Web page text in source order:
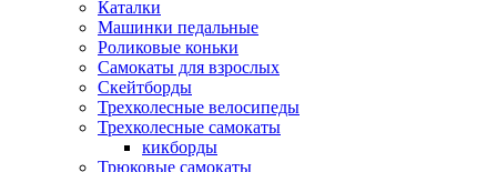
Каталки
Машинки педальные
Роликовые коньки
Самокаты для взрослых
Скейтборды
Трехколесные велосипеды
Трехколесные самокаты
кикборды
Трюковые самокаты